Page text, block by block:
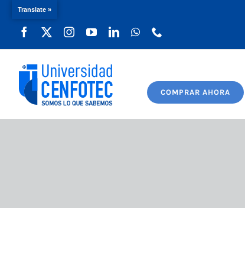
COMPRAR AHORA
Translate »